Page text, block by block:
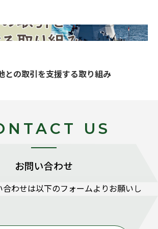
との取引を支援する取り組み
US
お問い合わせ
合わせは以下のフォームよりお願いし